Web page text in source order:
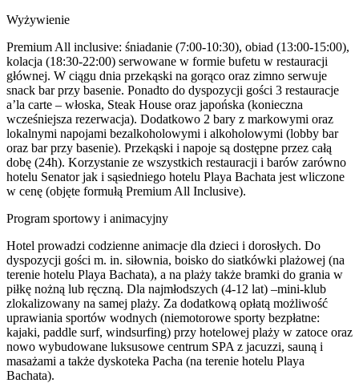
Wyżywienie
Premium All inclusive: śniadanie (7:00-10:30), obiad (13:00-15:00),
kolacja (18:30-22:00) serwowane w formie bufetu w restauracji
głównej. W ciągu dnia przekąski na gorąco oraz zimno serwuje
snack bar przy basenie. Ponadto do dyspozycji gości 3 restauracje
a’la carte – włoska, Steak House oraz japońska (konieczna
wcześniejsza rezerwacja). Dodatkowo 2 bary z markowymi oraz
lokalnymi napojami bezalkoholowymi i alkoholowymi (lobby bar
oraz bar przy basenie). Przekąski i napoje są dostępne przez całą
dobę (24h). Korzystanie ze wszystkich restauracji i barów zarówno
hotelu Senator jak i sąsiedniego hotelu Playa Bachata jest wliczone
w cenę (objęte formułą Premium All Inclusive).
Program sportowy i animacyjny
Hotel prowadzi codzienne animacje dla dzieci i dorosłych. Do
dyspozycji gości m. in. siłownia, boisko do siatkówki plażowej (na
terenie hotelu Playa Bachata), a na plaży także bramki do grania w
piłkę nożną lub ręczną. Dla najmłodszych (4-12 lat) –mini-klub
zlokalizowany na samej plaży. Za dodatkową opłatą możliwość
uprawiania sportów wodnych (niemotorowe sporty bezpłatne:
kajaki, paddle surf, windsurfing) przy hotelowej plaży w zatoce oraz
nowo wybudowane luksusowe centrum SPA z jacuzzi, sauną i
masażami a także dyskoteka Pacha (na terenie hotelu Playa
Bachata).